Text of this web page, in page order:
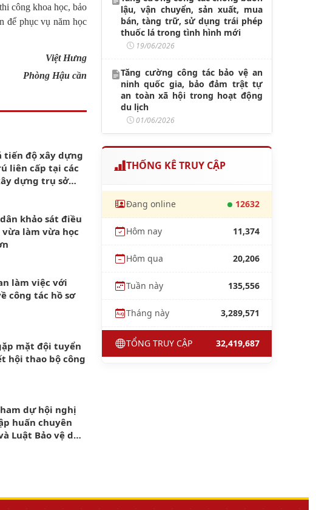
công khoa học, bảo
để phục vụ năm học
Việt Hưng
Phòng Hậu cần
tiến độ xây dựng
liên cấp tại các
dựng trụ sở
khảo sát điều
làm vừa học
làm việc với
công tác hồ sơ
mặt đội tuyển
hội thao bộ công
dự hội nghị
huấn chuyên
Luật Bảo vệ dữ
lậu, vận chuyển, sản xuất, mua
bán, tàng trữ, sử dụng trái phép
thuốc lá trong tình hình mới
19/06/2026
Tăng cường công tác bảo vệ an
ninh quốc gia, bảo đảm trật tự
an toàn xã hội trong hoạt động
du lịch
01/06/2026
THỐNG KÊ TRUY CẬP
Đang online 12632
Hôm nay 11,374
Hôm qua 20,206
Tuần này 135,556
Tháng này 3,289,571
TỔNG TRUY CẬP 32,419,687